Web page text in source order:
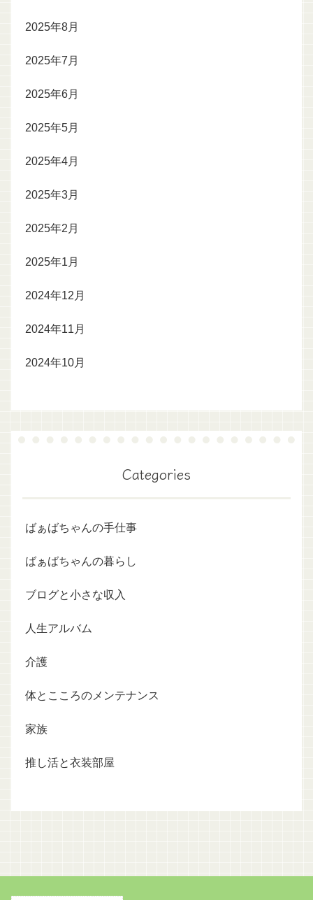
2025年8月
2025年7月
2025年6月
2025年5月
2025年4月
2025年3月
2025年2月
2025年1月
2024年12月
2024年11月
2024年10月
Categories
ばぁばちゃんの手仕事
ばぁばちゃんの暮らし
ブログと小さな収入
人生アルバム
介護
体とこころのメンテナンス
家族
推し活と衣装部屋